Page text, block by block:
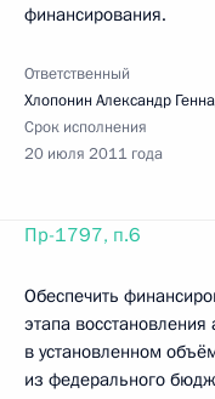
финансирования.
Ответственный
Хлопонин Александр
Срок исполнения
20 июля 2011 года
Пр-1797, п.6
Обеспечить
этапа
в установленном
из федерального